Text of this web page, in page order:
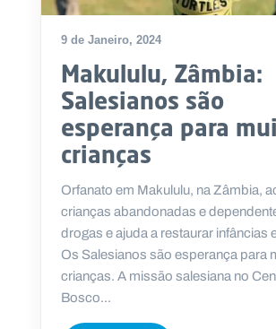
9 de Janeiro, 2024
Makululu, Zâmbia:
Salesianos são
esperança para
crianças
Orfanato em Makululu, na Zâmbia,
crianças abandonadas e
drogas e ajuda a restaurar infâncias
Os Salesianos são esperança para
crianças. A missão salesiana no
Bosco...